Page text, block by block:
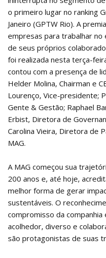
o primeiro lugar no ranking
Janeiro (GPTW Rio). A
empresas para trabalhar
de seus próprios
foi realizada nesta terça-
contou com a presença de
Helder Molina, Chairman e
Lourenço, Vice-presidente;
Gente & Gestão; Raphael
Erbist, Diretora de
Carolina Vieira, Diretora de
MAG.
A MAG começou sua
200 anos e, até hoje,
melhor forma de gerar
sustentáveis. O
compromisso da
acolhedor, diverso e
são protagonistas de suas